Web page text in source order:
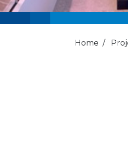
Home /